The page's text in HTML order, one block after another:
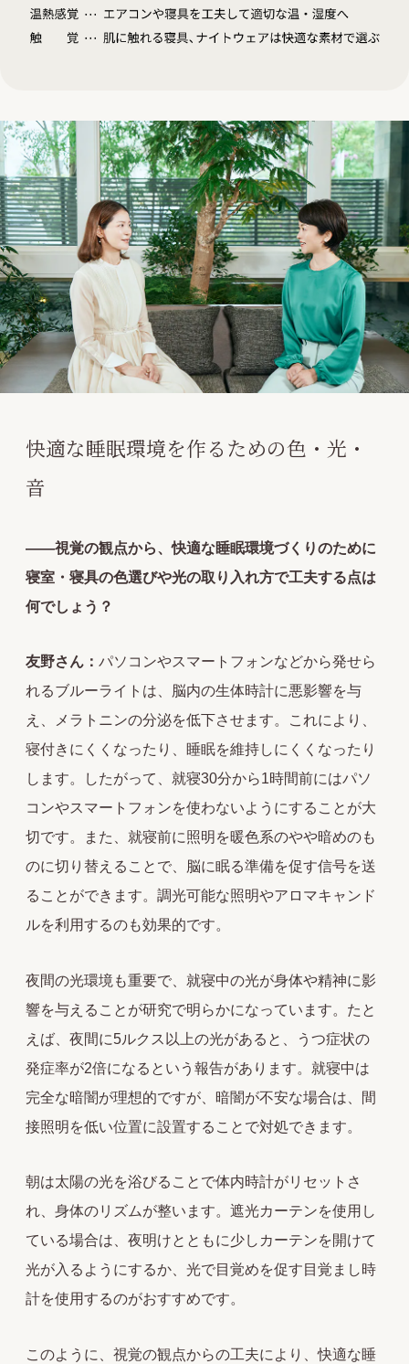
快適な睡眠環境を作るための色・光・
音
――視覚の観点から、快適な睡眠環境づくりのために
寝室・寝具の色選びや光の取り入れ方で工夫する点は
何でしょう？
友野さん：パソコンやスマートフォンなどから発せら
れるブルーライトは、脳内の生体時計に悪影響を与
え、メラトニンの分泌を低下させます。これにより、
寝付きにくくなったり、睡眠を維持しにくくなったり
します。したがって、就寝30分から1時間前にはパソ
コンやスマートフォンを使わないようにすることが大
切です。また、就寝前に照明を暖色系のやや暗めのも
のに切り替えることで、脳に眠る準備を促す信号を送
ることができます。調光可能な照明やアロマキャンド
ルを利用するのも効果的です。
夜間の光環境も重要で、就寝中の光が身体や精神に影
響を与えることが研究で明らかになっています。たと
えば、夜間に5ルクス以上の光があると、うつ症状の
発症率が2倍になるという報告があります。就寝中は
完全な暗闇が理想的ですが、暗闇が不安な場合は、間
接照明を低い位置に設置することで対処できます。
朝は太陽の光を浴びることで体内時計がリセットさ
れ、身体のリズムが整います。遮光カーテンを使用し
ている場合は、夜明けとともに少しカーテンを開けて
光が入るようにするか、光で目覚めを促す目覚まし時
計を使用するのがおすすめです。
このように、視覚の観点からの工夫により、快適な睡